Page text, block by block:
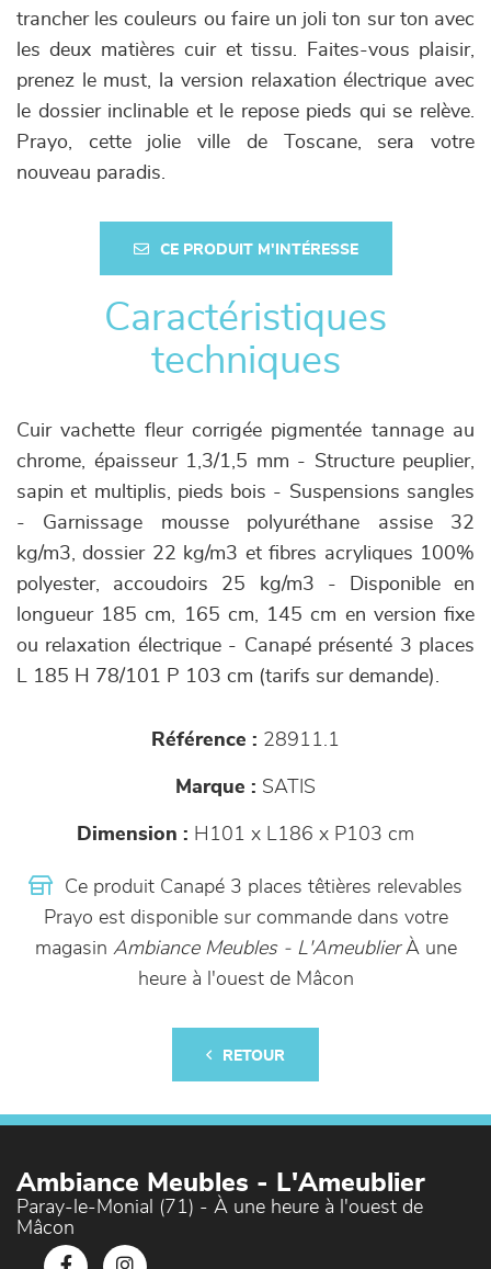
trancher les couleurs ou faire un joli ton sur ton avec
les deux matières cuir et tissu. Faites-vous plaisir,
prenez le must, la version relaxation électrique avec
le dossier inclinable et le repose pieds qui se relève.
Prayo, cette jolie ville de Toscane, sera votre
nouveau paradis.
CE PRODUIT M'INTÉRESSE
Caractéristiques
techniques
Cuir vachette fleur corrigée pigmentée tannage au
chrome, épaisseur 1,3/1,5 mm - Structure peuplier,
sapin et multiplis, pieds bois - Suspensions sangles
- Garnissage mousse polyuréthane assise 32
kg/m3, dossier 22 kg/m3 et fibres acryliques 100%
polyester, accoudoirs 25 kg/m3 - Disponible en
longueur 185 cm, 165 cm, 145 cm en version fixe
ou relaxation électrique - Canapé présenté 3 places
L 185 H 78/101 P 103 cm (tarifs sur demande).
Référence : 28911.1
Marque : SATIS
Dimension : H101 x L186 x P103 cm
Ce produit Canapé 3 places têtières relevables
Prayo est disponible sur commande dans votre
magasin Ambiance Meubles - L'AmeublierÀ une
heure à l'ouest de Mâcon
RETOUR
Ambiance Meubles - L'Ameublier
Paray-le-Monial (71) - À une heure à l'ouest de
Mâcon